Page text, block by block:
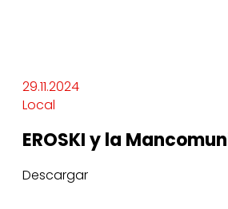
29.11.2024
Local
EROSKI y la
Descargar